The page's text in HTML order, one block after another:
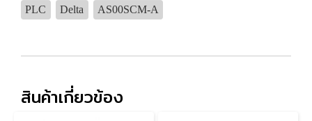
PLC Delta AS00SCM-A
สินค้าเกี่ยวข้อง